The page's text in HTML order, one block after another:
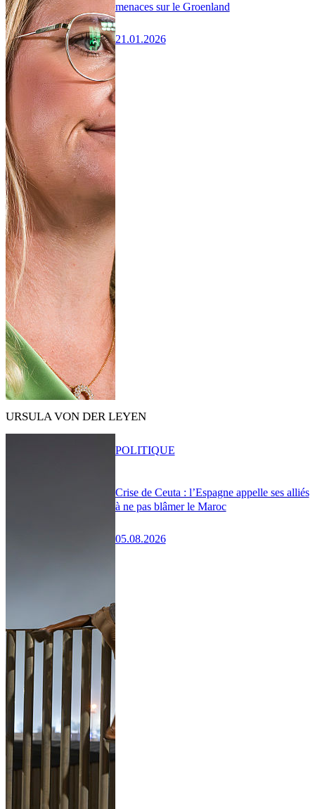
menaces sur le Groenland
21.01.2026
URSULA VON DER LEYEN
Crise de Ceuta : l’Espagne appelle ses alliés
à ne pas blâmer le Maroc
05.08.2026
POLITIQUE